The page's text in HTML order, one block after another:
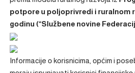
potpore u poljoprivredi i ruralnom
godinu (“Službene novine
Informacije o korisnicima, općim i